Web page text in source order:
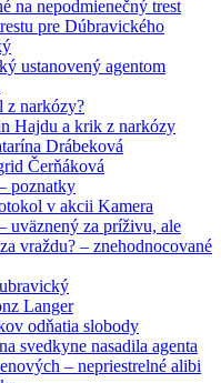
na nepodmienečný trest
pre Dúbravického
ustanovený agentom
z narkózy?
Hajdu a krik z narkózy
Drábeková
Čerňáková
poznatky
v akcii Kamera
uväznený za príživu, ale
vraždu? – znehodnocované
Langer
odňatia slobody
svedkyne nasadila agenta
– nepriestrelné alibi